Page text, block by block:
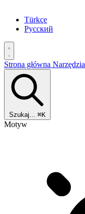
Türkçe
Русский
Strona główna Narzędzia
Szukaj... ⌘K
Motyw